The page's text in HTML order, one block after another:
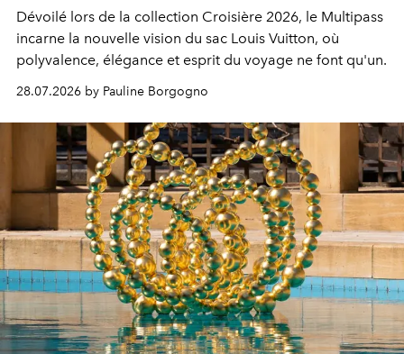
Dévoilé lors de la collection Croisière 2026, le Multipass
incarne la nouvelle vision du sac Louis Vuitton, où
polyvalence, élégance et esprit du voyage ne font qu'un.
28.07.2026 by Pauline Borgogno